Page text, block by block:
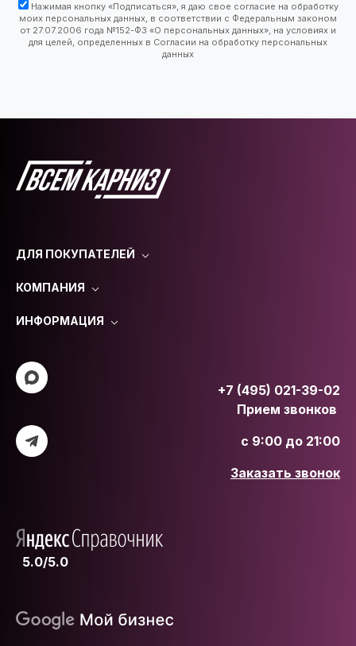
Нажимая кнопку «Подписаться», я даю свое согласие на обработку
моих персональных данных, в соответствии с Федеральным законом
от 27.07.2006 года №152-ФЗ «О персональных данных», на условиях и
для целей, определенных в Согласии на обработку персональных
данных
ДЛЯ ПОКУПАТЕЛЕЙ
КОМПАНИЯ
ИНФОРМАЦИЯ
+7 (495) 021-39-02
Прием звонков
с 9:00 до 21:00
Заказать звонок
5.0/5.0